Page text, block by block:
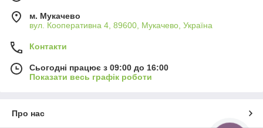
м. Мукачево
вул. Кооперативна 4, 89600, Мукачево, Україна
Контакти
Сьогодні працює з 09:00 до 16:00
Показати весь графік роботи
Про нас